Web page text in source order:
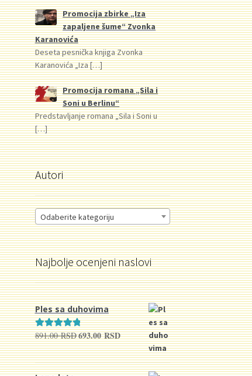
Promocija zbirke „Iza
zapaljene šume“ Zvonka
Karanovića
Deseta pesnička knjiga Zvonka
Karanovića „Iza[…]
Promocija romana „Sila i
Soni u Berlinu“
Predstavljanje romana „Sila i Soni u
[…]
Autori
Odaberite kategoriju
Najbolje ocenjeni naslovi
Ples sa duhovima
Ocenjeno sa
5.00od 5
891.00RSDOriginalna
cena
je
bila:
693.00RSDTrenutna
cena
je:
693.00 RSD.